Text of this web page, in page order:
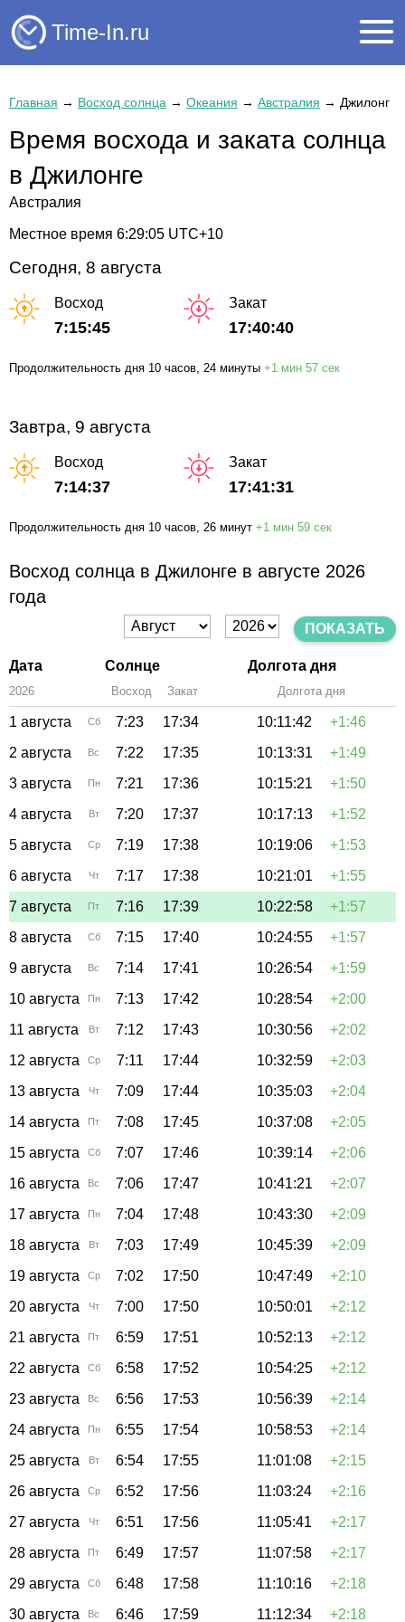
Time-In.ru
Главная → Восход солнца → Океания → Австралия → Джилонг
Время восхода и заката солнца
в Джилонге
Австралия
Местное время 6:29:05 UTC+10
Сегодня, 8 августа
Восход
7:15:45
Закат
17:40:40
Продолжительность дня 10 часов , 24 минуты +1 мин 57 сек
Завтра, 9 августа
Восход
7:14:37
Закат
17:41:31
Продолжительность дня 10 часов, 26 минут +1 мин 59 сек
Восход солнца в Джилонге в августе 2026
года
ПОКАЗАТЬ
Дата Солнце Долгота дня
2026 Восход Закат Долгота дня
1 августа Сб 7:23 17:34 10:11:42
+1:46
2 августа
Вс 7:22 17:35 10:13:31
+1:49
3 августа
Пн 7:21 17:36 10:15:21
+1:50
4 августа
Вт 7:20 17:37 10:17:13
+1:52
5 августа
Ср 7:19 17:38 10:19:06
+1:53
6 августа
Чт 7:17 17:38 10:21:01
+1:55
7 августа
Пт 7:16 17:39 10:22:58
+1:57
8 августа
Сб 7:15 17:40 10:24:55
+1:57
9 августа
Вс 7:14 17:41 10:26:54
+1:59
10 августа
Пн 7:13 17:42 10:28:54
+2:00
11 августа
Вт 7:12 17:43 10:30:56
+2:02
12 августа
Ср 7:11 17:44 10:32:59
+2:03
13 августа
Чт 7:09 17:44 10:35:03
+2:04
14 августа
Пт 7:08 17:45 10:37:08
+2:05
15 августа
Сб 7:07 17:46 10:39:14
+2:06
16 августа
Вс 7:06 17:47 10:41:21
+2:07
17 августа
Пн 7:04 17:48 10:43:30
+2:09
18 августа
Вт 7:03 17:49 10:45:39
+2:09
19 августа
Ср 7:02 17:50 10:47:49
+2:10
20 августа
Чт 7:00 17:50 10:50:01
+2:12
21 августа
Пт 6:59 17:51 10:52:13
+2:12
22 августа
Сб 6:58 17:52 10:54:25
+2:12
23 августа
Вс 6:56 17:53 10:56:39
+2:14
24 августа
Пн 6:55 17:54 10:58:53
+2:14
25 августа
Вт 6:54 17:55 11:01:08
+2:15
26 августа
Ср 6:52 17:56 11:03:24
+2:16
27 августа
Чт 6:51 17:56 11:05:41
+2:17
28 августа
Пт 6:49 17:57 11:07:58
+2:17
29 августа
Сб 6:48 17:58 11:10:16
+2:18
30 августа
Вс 6:46 17:59 11:12:34 +2:18